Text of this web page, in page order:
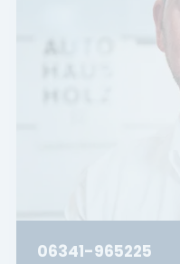
06341-965225